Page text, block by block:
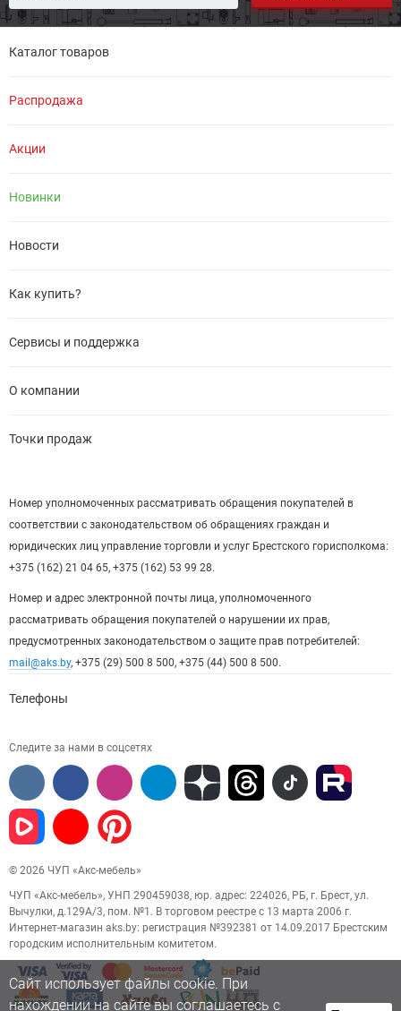
Каталог товаров
Распродажа
Акции
Новинки
Новости
Как купить?
Сервисы и поддержка
О компании
Точки продаж
Номер уполномоченных рассматривать обращения покупателей в
соответствии с законодательством об обращениях граждан и
юридических лиц управление торговли и услуг Брестского горисполкома:
+375 (162) 21 04 65, +375 (162) 53 99 28.
Номер и адрес электронной почты лица, уполномоченного
рассматривать обращения покупателей о нарушении их прав,
предусмотренных законодательством о защите прав потребителей:
mail@aks.by, +375 (29) 500 8 500, +375 (44) 500 8 500.
Телефоны
Следите за нами в соцсетях
© 2026 ЧУП «Акс-мебель»
ЧУП «Акс-мебель», УНП 290459038, юр. адрес: 224026, РБ, г. Брест, ул.
Вычулки, д.129А/3, пом. №1. В торговом реестре с 13 марта 2006 г.
Интернет-магазин aks.by: регистрация №392381 от 14.09.2017 Брестским
городским исполнительным комитетом.
Сайт использует файлы cookie. При
нахождении на сайте вы соглашаетесь с